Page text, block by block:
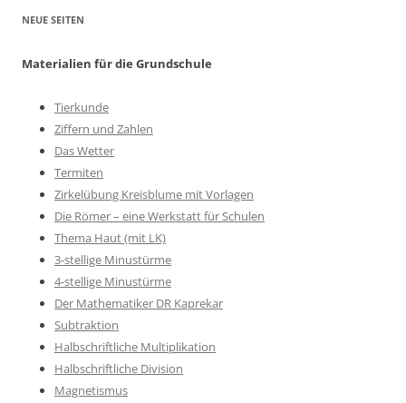
NEUE SEITEN
Materialien für die Grundschule
Tierkunde
Ziffern und Zahlen
Das Wetter
Termiten
Zirkelübung Kreisblume mit Vorlagen
Die Römer – eine Werkstatt für Schulen
Thema Haut (mit LK)
3-stellige Minustürme
4-stellige Minustürme
Der Mathematiker DR Kaprekar
Subtraktion
Halbschriftliche Multiplikation
Halbschriftliche Division
Magnetismus